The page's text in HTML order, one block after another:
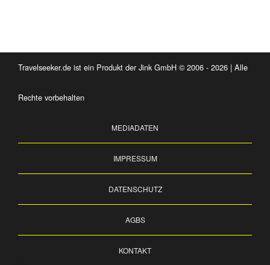
Travelseeker.de ist ein Produkt der Jink GmbH © 2006 - 2026 | Alle
Rechte vorbehalten
MEDIADATEN
IMPRESSUM
DATENSCHUTZ
AGBS
KONTAKT